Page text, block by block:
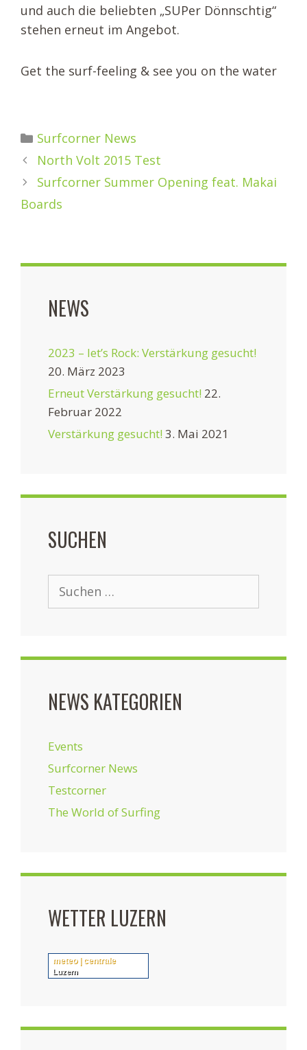
und auch die beliebten „SUPer Dönnschtig“
stehen erneut im Angebot.
Get the surf-feeling & see you on the water
Kategorien
Surfcorner News
North Volt 2015 Test
Surfcorner Summer Opening feat. Makai
Boards
NEWS
2023 – let’s Rock: Verstärkung gesucht!
20. März 2023
Erneut Verstärkung gesucht! 22.
Februar 2022
Verstärkung gesucht! 3. Mai 2021
SUCHEN
Suchen
NEWS KATEGORIEN
Events
Surfcorner News
Testcorner
The World of Surfing
WETTER LUZERN
meteo | centrale
Luzern